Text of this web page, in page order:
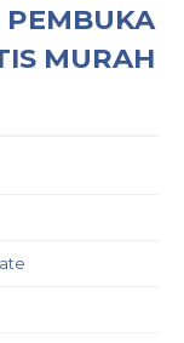
PEMBUKA
MURAH